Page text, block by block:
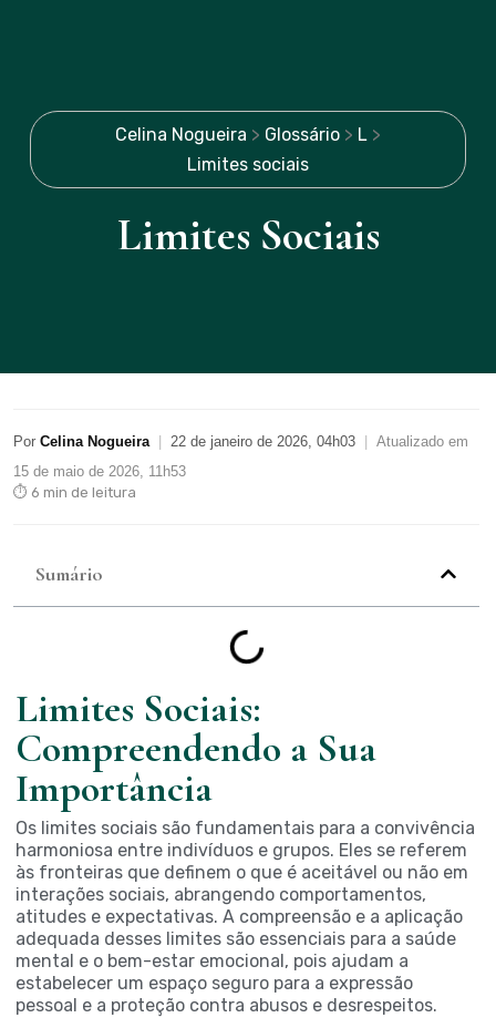
Celina Nogueira > Glossário > L >
Limites sociais
Limites Sociais
Por Celina Nogueira 22 de janeiro de 2026, 04h03
Atualizado em
15 de maio de 2026, 11h53
⏱ 6 min de leitura
Sumário
Limites Sociais:
Compreendendo a Sua
Importância
Os limites sociais são fundamentais para a convivência
harmoniosa entre indivíduos e grupos. Eles se referem
às fronteiras que definem o que é aceitável ou não em
interações sociais, abrangendo comportamentos,
atitudes e expectativas. A compreensão e a aplicação
adequada desses limites são essenciais para a saúde
mental e o bem-estar emocional, pois ajudam a
estabelecer um espaço seguro para a expressão
pessoal e a proteção contra abusos e desrespeitos.